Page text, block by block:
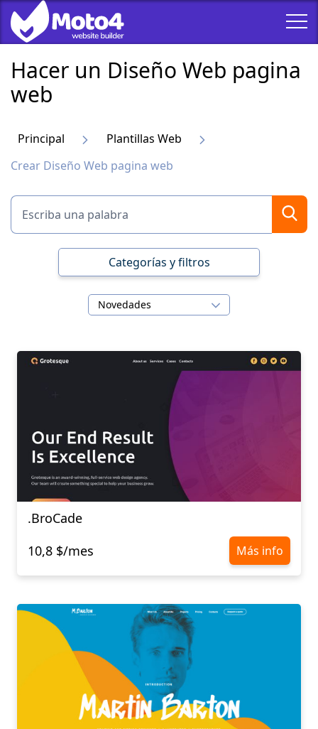
Hacer un Diseño Web pagina
web
Principal
Plantillas Web
Crear Diseño Web pagina web
Categorías y filtros
Novedades
.BroCade
10,8 $/mes
Más info